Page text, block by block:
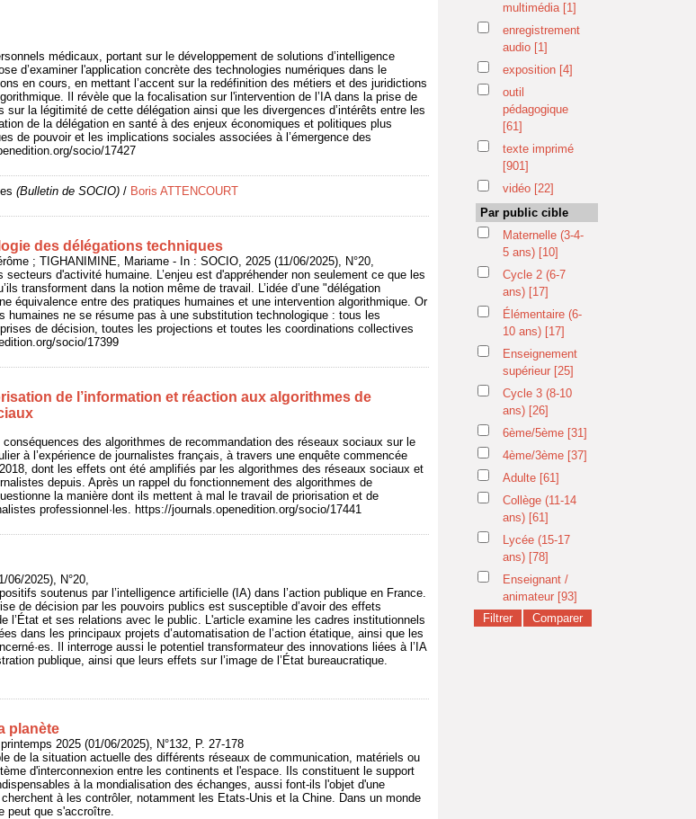
médicaux, portant sur le développement de solutions d’intelligence
d’examiner l'application concrète des technologies numériques dans le
en cours, en mettant l’accent sur la redéfinition des métiers et des juridictions
Il révèle que la focalisation sur l'intervention de l’IA dans la prise de
la légitimité de cette délégation ainsi que les divergences d’intérêts entre les
de la délégation en santé à des enjeux économiques et politiques plus
de pouvoir et les implications sociales associées à l’émergence des
socio/17427
(Bulletin de SOCIO) / Boris ATTENCOURT
des délégations techniques
; TIGHANIMINE, Mariame - In : SOCIO, 2025 (11/06/2025), N°20,
d'activité humaine. L’enjeu est d'appréhender non seulement ce que les
transforment dans la notion même de travail. L’idée d’une "délégation
équivalence entre des pratiques humaines et une intervention algorithmique. Or
humaines ne se résume pas à une substitution technologique : tous les
de décision, toutes les projections et toutes les coordinations collectives
socio/17399
de l’information et réaction aux algorithmes de
des algorithmes de recommandation des réseaux sociaux sur le
à l’expérience de journalistes français, à travers une enquête commencée
dont les effets ont été amplifiés par les algorithmes des réseaux sociaux et
depuis. Après un rappel du fonctionnement des algorithmes de
la manière dont ils mettent à mal le travail de priorisation et de
professionnel·les. https://journals.openedition.org/socio/17441
06/2025), N°20,
soutenus par l’intelligence artificielle (IA) dans l’action publique en France.
de décision par les pouvoirs publics est susceptible d’avoir des effets
l’État et ses relations avec le public. L'article examine les cadres institutionnels
dans les principaux projets d’automatisation de l’action étatique, ainsi que les
Il interroge aussi le potentiel transformateur des innovations liées à l’IA
publique, ainsi que leurs effets sur l’image de l’État bureaucratique.
planète
2025 (01/06/2025), N°132, P. 27-178
de la situation actuelle des différents réseaux de communication, matériels ou
d'interconnexion entre les continents et l'espace. Ils constituent le support
à la mondialisation des échanges, aussi font-ils l'objet d'une
à les contrôler, notamment les Etats-Unis et la Chine. Dans un monde
peut que s'accroître.
multimédia [1]
enregistrement
audio [1]
exposition [4]
outil
pédagogique
[61]
texte imprimé
[901]
vidéo [22]
Par public cible
Maternelle (3-4-
5 ans) [10]
Cycle 2 (6-7
ans) [17]
Élémentaire (6-
10 ans) [17]
Enseignement
supérieur [25]
Cycle 3 (8-10
ans) [26]
6ème/5ème [31]
4ème/3ème [37]
Adulte [61]
Collège (11-14
ans) [61]
Lycée (15-17
ans) [78]
Enseignant /
animateur [93]